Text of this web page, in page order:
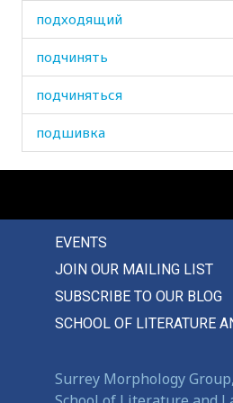
подходящий
подчинять
подчиняться
подшивка
подшучивать
поездка
пожелания
позади
EVENTS
JOIN OUR MAILING LIST
SUBSCRIBE TO OUR BLOG
SCHOOL OF LITERATURE
Surrey Morphology Group,